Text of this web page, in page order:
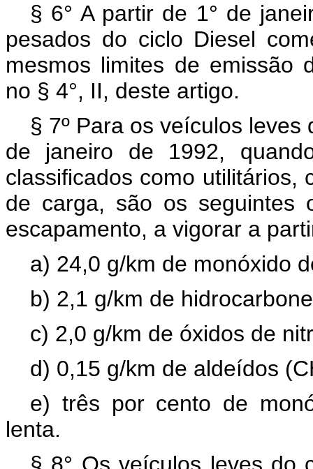
§ 6° A partir de 1° de
pesados do ciclo Diesel
mesmos limites de emissão
no § 4°, II, deste artigo.
§ 7º Para os veículos
de janeiro de 1992,
classificados como utilitários,
de carga, são os seguintes
escapamento, a vigorar a
a) 24,0 g/km de monóxido
b) 2,1 g/km de
c) 2,0 g/km de óxidos de
d) 0,15 g/km de aldeídos
e) três por cento de
lenta.